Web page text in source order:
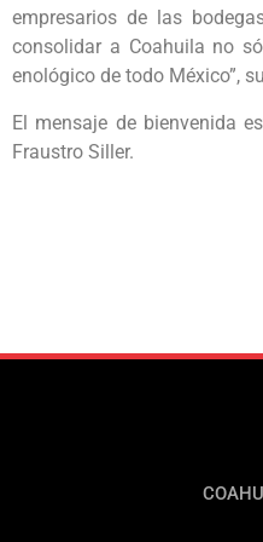
empresarios de las
consolidar a Coahuila no
enológico de todo México”,
El mensaje de bienvenida
Fraustro Siller.